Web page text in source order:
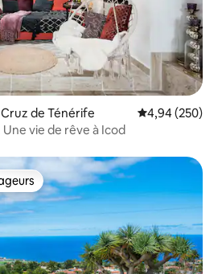
de Ténérife Évaluation
4,94 (250)
vie de rêve à Icod
les plus appréciés